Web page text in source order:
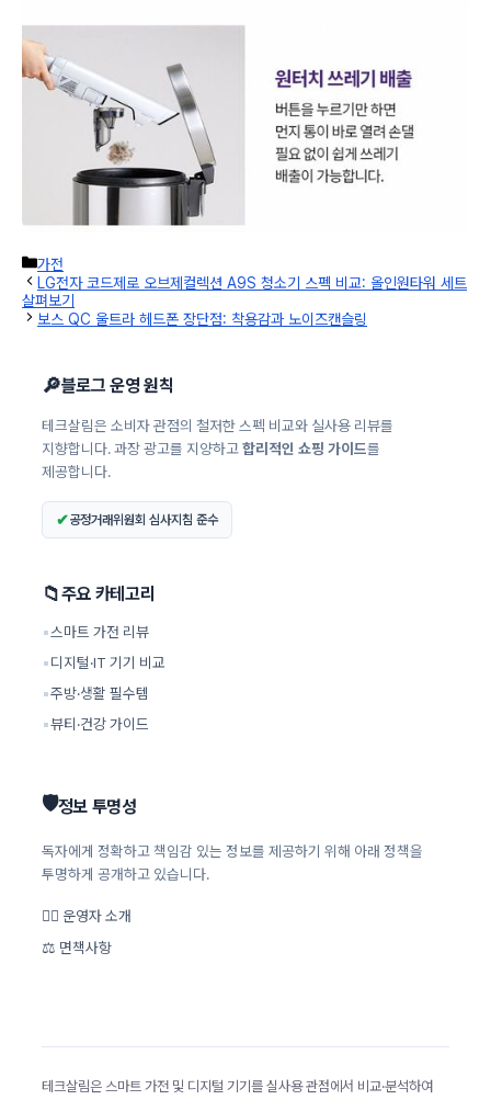
카
테
고
리
가전
LG전자 코드제로 오브제컬렉션 A9S 청소기 스펙 비교: 올인원타워 세트
살펴보기
보스 QC 울트라 헤드폰 장단점: 착용감과 노이즈캔슬링
🔎블로그 운영 원칙
테크살림은 소비자 관점의 철저한 스펙 비교와 실사용 리뷰를
지향합니다. 과장 광고를 지양하고합리적인 쇼핑 가이드를
제공합니다.
✔공정거래위원회 심사지침 준수
📁주요 카테고리
▪스마트 가전 리뷰
▪디지털·IT 기기 비교
▪주방·생활 필수템
▪뷰티·건강 가이드
🛡️정보 투명성
독자에게 정확하고 책임감 있는 정보를 제공하기 위해 아래 정책을
투명하게 공개하고 있습니다.
🙋‍♂️ 운영자 소개
⚖️ 면책사항
테크살림은 스마트 가전 및 디지털 기기를 실사용 관점에서 비교·분석하여